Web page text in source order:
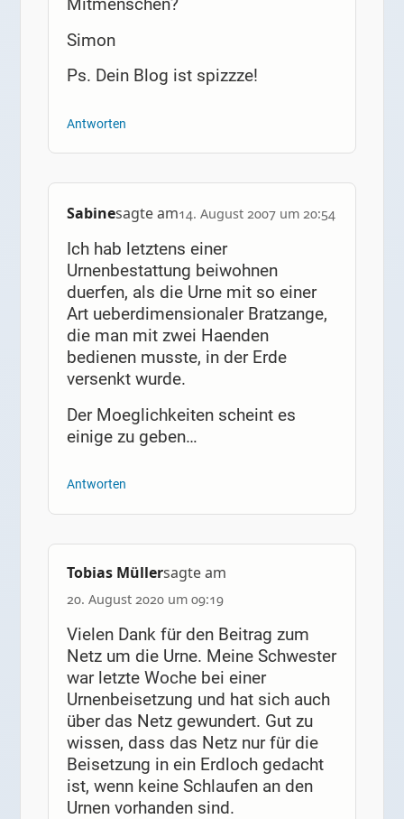
Mitmenschen?
Simon
Ps. Dein Blog ist spizzze!
Antworten
Sabinesagte am14. August 2007 um 20:54
Ich hab letztens einer
Urnenbestattung beiwohnen
duerfen, als die Urne mit so einer
Art ueberdimensionaler Bratzange,
die man mit zwei Haenden
bedienen musste, in der Erde
versenkt wurde.
Der Moeglichkeiten scheint es
einige zu geben…
Antworten
Tobias Müllersagte am
20. August 2020 um 09:19
Vielen Dank für den Beitrag zum
Netz um die Urne. Meine Schwester
war letzte Woche bei einer
Urnenbeisetzung und hat sich auch
über das Netz gewundert. Gut zu
wissen, dass das Netz nur für die
Beisetzung in ein Erdloch gedacht
ist, wenn keine Schlaufen an den
Urnen vorhanden sind.